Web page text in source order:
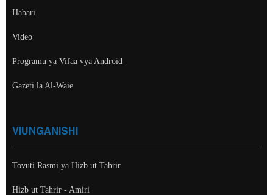
Habari
Video
Programu ya Vifaa vya Android
Gazeti la Al-Waie
VIUNGANISHI
Tovuti Rasmi ya Hizb ut Tahrir
Hizb ut Tahrir - Amiri